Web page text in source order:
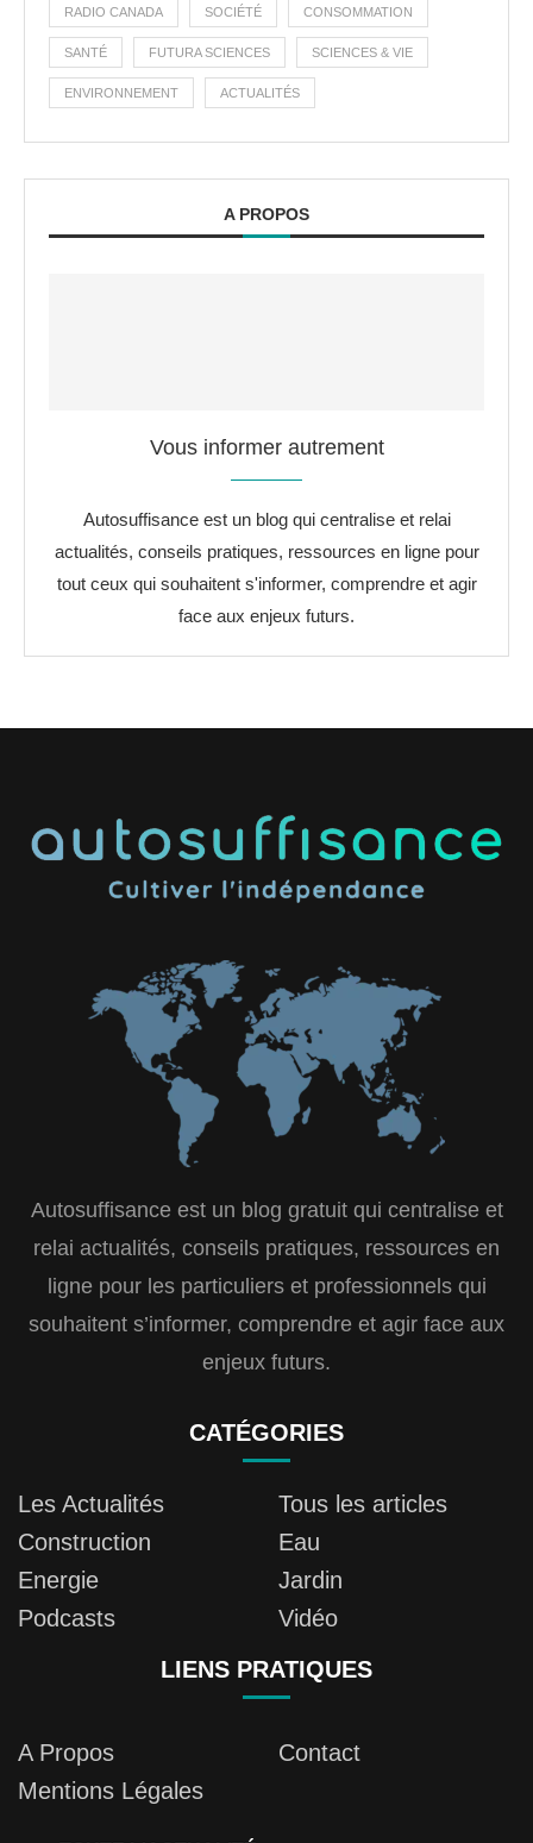
RADIO CANADA SOCIÉTÉ CONSOMMATION
SANTÉ FUTURA SCIENCES SCIENCES & VIE
ENVIRONNEMENT ACTUALITÉS
A PROPOS
Vous informer autrement
Autosuffisance est un blog qui centralise et relai
actualités, conseils pratiques, ressources en ligne pour
tout ceux qui souhaitent s'informer, comprendre et agir
face aux enjeux futurs.
Autosuffisance est un blog gratuit qui centralise et
relai actualités, conseils pratiques, ressources en
ligne pour les particuliers et professionnels qui
souhaitent s’informer, comprendre et agir face aux
enjeux futurs.
CATÉGORIES
Les Actualités
Tous les articles
Construction
Eau
Energie
Jardin
Podcasts
Vidéo
LIENS PRATIQUES
A Propos
Contact
Mentions Légales